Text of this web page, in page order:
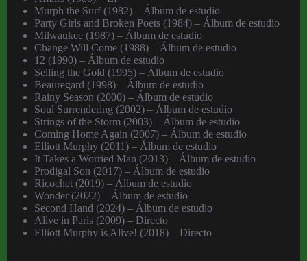
Murph the Surf (1982) – Álbum de estudio
Party Girls and Broken Poets (1984) – Álbum de estudio
Milwaukee (1987) – Álbum de estudio
Change Will Come (1988) – Álbum de estudio
12 (1990) – Álbum de estudio
Selling the Gold (1995) – Álbum de estudio
Beauregard (1998) – Álbum de estudio
Rainy Season (2000) – Álbum de estudio
Soul Surrendering (2002) – Álbum de estudio
Strings of the Storm (2003) – Álbum de estudio
Coming Home Again (2007) – Álbum de estudio
Elliott Murphy (2011) – Álbum de estudio
It Takes a Worried Man (2013) – Álbum de estudio
Prodigal Son (2017) – Álbum de estudio
Ricochet (2019) – Álbum de estudio
Wonder (2022) – Álbum de estudio
Second Hand (2024) – Álbum de estudio
Alive in Paris (2009) – Directo
Elliott Murphy is Alive! (2018) – Directo